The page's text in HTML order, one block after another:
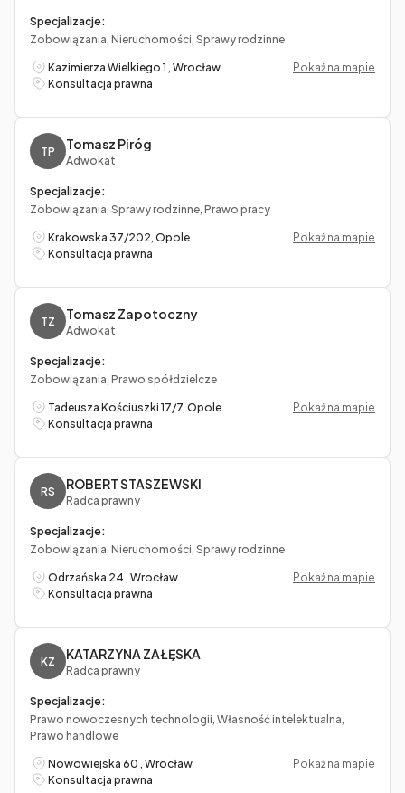
Specjalizacje:
Zobowiązania, Nieruchomości, Sprawy rodzinne
Kazimierza Wielkiego 1 , Wrocław
Pokaż na mapie
Konsultacja prawna
TP Tomasz Piróg
Adwokat
Specjalizacje:
Zobowiązania, Sprawy rodzinne, Prawo pracy
Krakowska 37/202, Opole
Pokaż na mapie
Konsultacja prawna
TZ Tomasz Zapotoczny
Adwokat
Specjalizacje:
Zobowiązania, Prawo spółdzielcze
Tadeusza Kościuszki 17/7, Opole
Pokaż na mapie
Konsultacja prawna
RS ROBERT STASZEWSKI
Radca prawny
Specjalizacje:
Zobowiązania, Nieruchomości, Sprawy rodzinne
Odrzańska 24 , Wrocław
Pokaż na mapie
Konsultacja prawna
KZ KATARZYNA ZAŁĘSKA
Radca prawny
Specjalizacje:
Prawo nowoczesnych technologii, Własność intelektualna,
Prawo handlowe
Nowowiejska 60 , Wrocław
Pokaż na mapie
Konsultacja prawna